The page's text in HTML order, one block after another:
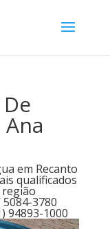
em Recanto
qualificados
3780
94893-1000